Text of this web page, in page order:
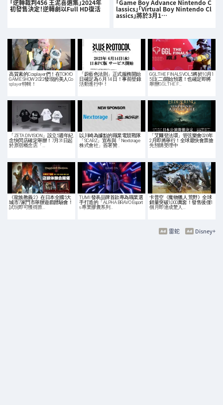
「逆轉裁判456 王泥喜選集」2024年
初發售決定！逆轉劇以Full HD復活
「Game Boy Advance Nintendo C
lassics」「Virtual Boy Nintendo Cl
assics」將於3月1…
高質素的Cosplayer們！在TOKYO
GAME SHOW 2022發現的美人Co
splayer特輯！
「蔚藍色法則」正式服務開始
日確定為 6 月 14 日！事前登錄
活動進行中！
GGL:THE FINALS VOL.5將於10月1
5日(二)開始預選！也確定即將
舉辦GGL:THE F…
「ZETA DIVISION」設立5週年紀
念快閃店確定舉辦！7月31日起
於原宿概念店「…
以川崎為據點的職業電競戰隊
「SCARZ」宣布與「Nextorage
株式會社」簽署贊…
「艾爾登法環」管弦樂會026年
2月即將舉行！全球最快會票搶
先預購受理中
《龍族教義 2》在日本全國5大
城市7家門市舉辦遊戲體驗會！
試玩即可獲得原…
TUMI 發表品牌首款專為職業選
手打造的「ALPHA BRAVO Esport
s 專業膠囊系列…
卡普空《魔物獵人 荒野》全球
銷量突破1,000萬套！發售後僅1
個月即達成驚人…
Disney+
雷蛇